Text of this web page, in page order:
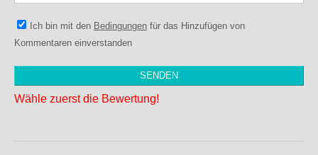
Ich bin mit den Bedingungen für das Hinzufügen von
Kommentaren einverstanden
Wähle zuerst die Bewertung!